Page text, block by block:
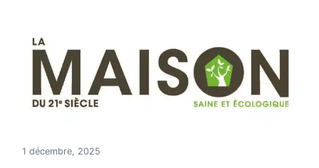
1 décembre, 2025